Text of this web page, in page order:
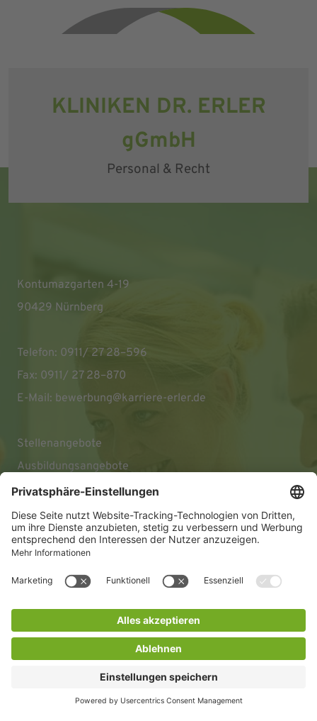
KLINIKEN DR. ERLER
gGmbH
Personal & Recht
Kontumazgarten 4-19
90429 Nürnberg
Telefon: 0911/ 27 28–596
Fax: 0911/ 27 28–870
E-Mail: bewerbung@karriere-erler.de
Stellenangebote
Ausbildungsangebote
Impressum
Datenschutz
Barrierefreiheitserklärung
© 2026 KLINIKEN DR. ERLER